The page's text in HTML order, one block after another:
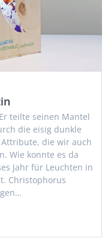
teilte seinen Mantel
die eisig dunkle
die wir auch
Wie konnte es da
Jahr für Leuchten in
Christophorus